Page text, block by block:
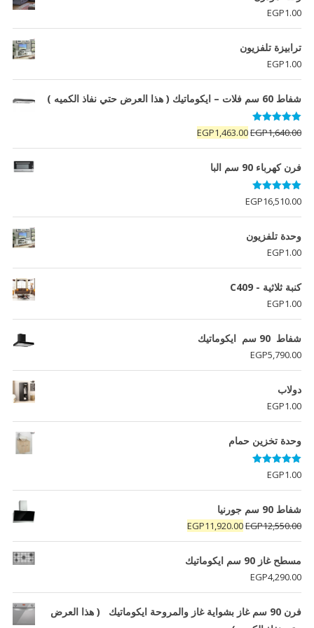
EGP1.00
ترابيزة تلفزيون
EGP1.00
شفاط 60 سم فلات – ايكوماتيك ( هذا العرض حتي نفاذ الكميه )
تم التقييم
5.00 من 5EGP1,640.00
السعر
الأصلي
هو:
EGP1,463.00
السعر
الحالي
فرن كهرباء 90 سم البا
تم التقييم
5.00 من 5 EGP16,510.00
وحدة تلفزيون
EGP1.00
كنبة ثلاثية - C409
EGP1.00
شفاط 90 سم ايكوماتيك
EGP5,790.00
دولاب
EGP1.00
وحدة تخزين حمام
تم التقييم
5.00
من 5
EGP1.00
شفاط 90 سم جورنيا
EGP12,550.00
السعر
الأصلي
هو:
EGP11,920.00
السعر
الحالي
هو:
مسطح غاز 90 سم ايكوماتيك
EGP4,290.00
فرن 90 سم غاز بشواية غاز والمروحة ايكوماتيك ( هذا العرض